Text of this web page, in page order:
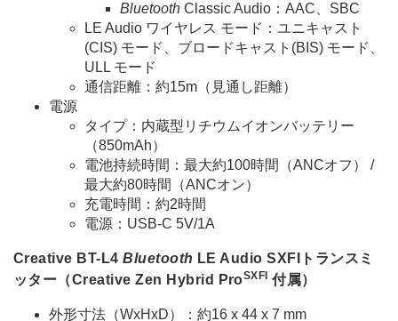
Bluetooth Classic Audio：AAC、SBC
LE Audio ワイヤレス モード：ユニキャスト
(CIS) モード、ブロードキャスト(BIS) モード、
ULL モード
通信距離：約15m（見通し距離）
電源
タイプ：内蔵型リチウムイオンバッテリー
（850mAh）
電池持続時間：最大約100時間（ANCオフ） /
最大約80時間（ANCオン）
充電時間：約2時間
電源：USB-C 5V/1A
Creative BT-L4Bluetooth LE Audio SXFIトランスミ
ッター（Creative Zen Hybrid ProSXFI 付属）
外形寸法（WxHxD）：約16 x 44 x 7 mm